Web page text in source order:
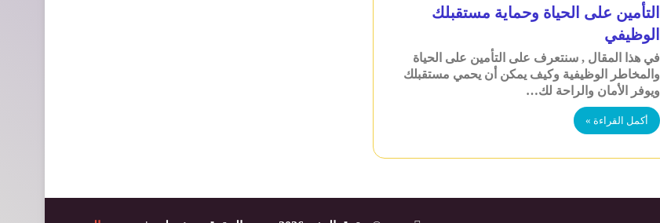
التأمين على الحياة وحماية مستقبلك
الوظيفي
في هذا المقال , سنتعرف على التأمين على الحياة
والمخاطر الوظيفية وكيف يمكن أن يحمي مستقبلك
ويوفر الأمان والراحة لك…
أكمل القراءة »